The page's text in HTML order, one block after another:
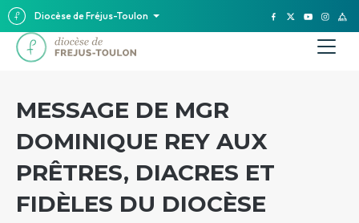
Diocèse de Fréjus-Toulon
MESSAGE DE MGR
DOMINIQUE REY AUX
PRÊTRES, DIACRES ET
FIDÈLES DU DIOCÈSE